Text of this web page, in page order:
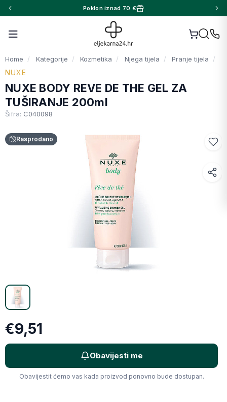
Poklon iznad 70 €
Home Kategorije Kozmetika Njega tijela Pranje tijela
NUXE
NUXE BODY REVE DE THE GEL ZA
TUŠIRANJE 200ml
Šifra: C040098
Rasprodano
Facebook
WhatsApp
X (Twitter)
Email
€9,51
Obavijesti me
Obavijestit ćemo vas kada proizvod ponovno bude dostupan.